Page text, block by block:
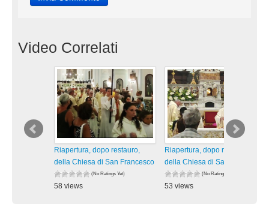
Video Correlati
Riapertura, dopo restauro,
della Chiesa di San Francesco
(No Ratings Yet)
58 views
Riapertura, dopo restauro,
della Chiesa di San Francesco
(No Ratings Yet)
53 views